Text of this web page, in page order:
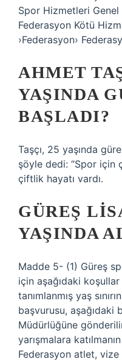
Spor Hizmetleri Genel
Federasyon Kötü
›Federasyon›
AHMET
YAŞINDA
BAŞLADI?
Taşçı, 25 yaşında
şöyle dedi: “Spor
çiftlik hayatı vardı.
GÜREŞ
YAŞINDA
Madde 5- (1) Güreş
için aşağıdaki koşullar
tanımlanmış yaş
başvurusu, aşağıdaki
Müdürlüğüne
yarışmalara
Federasyon atlet,